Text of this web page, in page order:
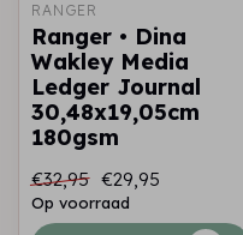
RANGER
Ranger • Dina
Wakley Media
Ledger Journal
30,48x19,05cm
180gsm
€32,95 €29,95
Op voorraad